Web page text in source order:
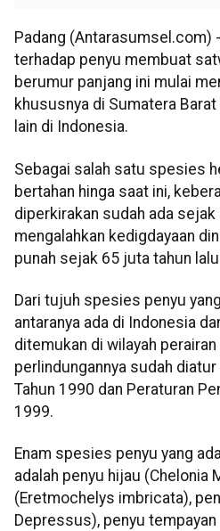
Padang (Antarasumsel.com)
terhadap penyu membuat
berumur panjang ini mulai
khususnya di Sumatera
lain di Indonesia.
Sebagai salah satu spesies
bertahan hinga saat ini,
diperkirakan sudah ada
mengalahkan kedigdayaan
punah sejak 65 juta tahun
Dari tujuh spesies penyu
antaranya ada di Indonesia
ditemukan di wilayah
perlindungannya sudah
Tahun 1990 dan Peraturan
1999.
Enam spesies penyu yang
adalah penyu hijau (Chelonia
(Eretmochelys imbricata),
Depressus), penyu